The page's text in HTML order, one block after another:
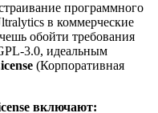
программного
в коммерческие
обойти требования
3.0, идеальным
(Корпоративная
включают: